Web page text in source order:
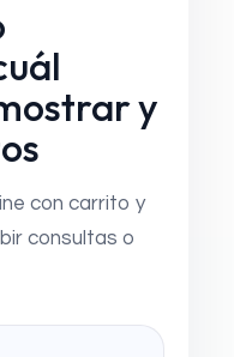
y
con carrito y
consultas o